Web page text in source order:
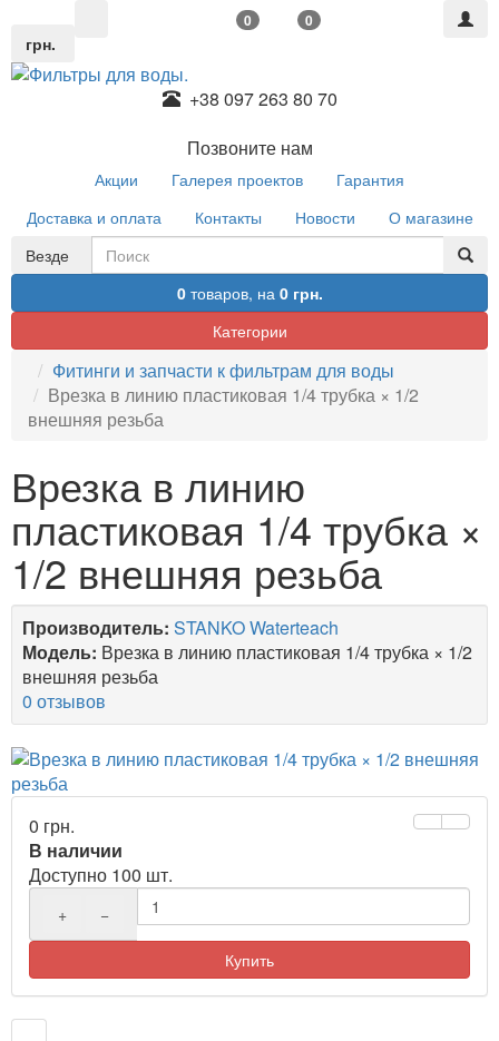
грн.
0 0
+38 097 263 80 70
Позвоните нам
Акции Галерея проектов
Гарантия
Доставка и оплата
Контакты Новости
О магазине
Везде
0товаров, на 0 грн.
Категории
Фитинги и запчасти к фильтрам для воды
Врезка в линию пластиковая 1/4 трубка × 1/2
внешняя резьба
Врезка в линию
пластиковая 1/4 трубка ×
1/2 внешняя резьба
Производитель: STANKO Waterteach
Модель: Врезка в линию пластиковая 1/4 трубка × 1/2
внешняя резьба
0 отзывов
0 грн.
В наличии
Доступно 100 шт.
+ −
Купить